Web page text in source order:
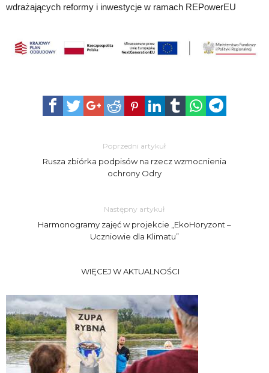
wdrażających reformy i inwestycje w ramach REPowerEU
Poprzedni artykuł
Rusza zbiórka podpisów na rzecz wzmocnienia
ochrony Odry
Następny artykuł
Harmonogramy zajęć w projekcie „EkoHoryzont –
Uczniowie dla Klimatu”
WIĘCEJ W AKTUALNOŚCI